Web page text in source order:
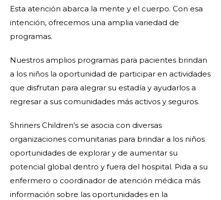
Esta atención abarca la mente y el cuerpo. Con esa
intención, ofrecemos una amplia variedad de
programas.
Nuestros amplios programas para pacientes brindan
a los niños la oportunidad de participar en actividades
que disfrutan para alegrar su estadía y ayudarlos a
regresar a sus comunidades más activos y seguros.
Shriners Children's se asocia con diversas
organizaciones comunitarias para brindar a los niños
oportunidades de explorar y de aumentar su
potencial global dentro y fuera del hospital. Pida a su
enfermero o coordinador de atención médica más
información sobre las oportunidades en la